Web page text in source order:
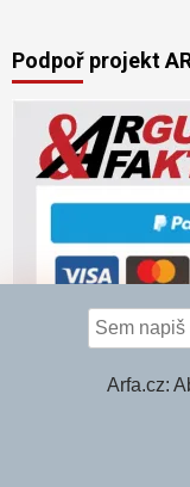
Arfa.cz:
Podpoř projekt
STAŇ SE
Ať